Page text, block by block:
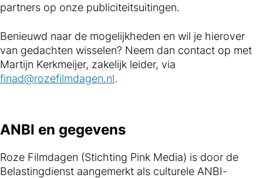
partners op onze publiciteitsuitingen.
Benieuwd naar de mogelijkheden en wil je hierover
van gedachten wisselen? Neem dan contact op met
Martijn Kerkmeijer, zakelijk leider, via
finad@rozefilmdagen.nl.
ANBI en gegevens
Roze Filmdagen (Stichting Pink Media) is door de
Belastingdienst aangemerkt als culturele ANBI-